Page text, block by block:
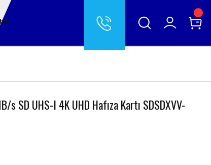
s SD UHS-I 4K UHD Hafıza Kartı SDSDXVV-